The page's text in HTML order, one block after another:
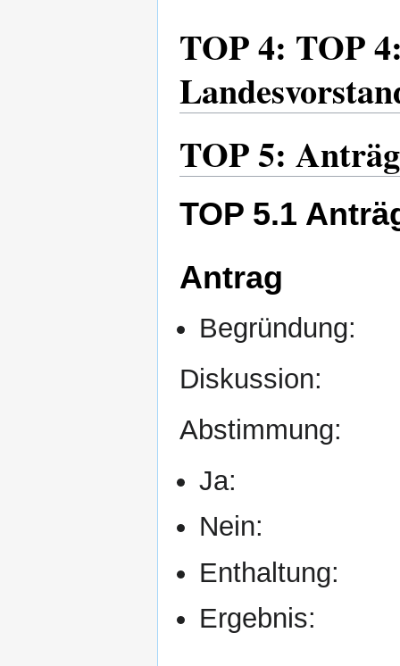
TOP 4: TOP
TOP 5:
TOP 5.1
Antrag
Begründung:
Diskussion:
Abstimmung:
Ja:
Nein:
Enthaltung:
Ergebnis: